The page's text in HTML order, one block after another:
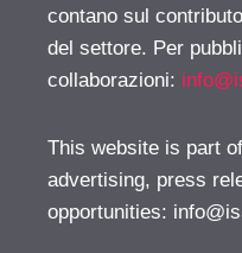
contano sul
del settore. Per
collaborazioni:
This website is part
advertising, press
opportunities: